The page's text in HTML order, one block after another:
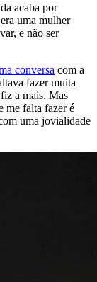
acaba por
uma mulher
e não ser
conversa com a
fazer muita
a mais. Mas
me falta fazer é
uma jovialidade